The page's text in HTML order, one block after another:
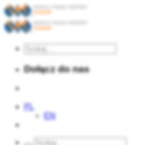
Dołącz do nas
PL
EN